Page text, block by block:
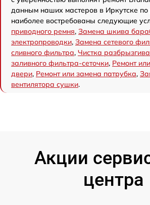
данным наших мастеров в Иркутске по
наиболее востребованы следующие
приводного ремня, Замена шкива
электропроводки, Замена сетевого
сливного фильтра, Чистка
заливного фильтра-сеточки, Ремонт
двери, Ремонт или замена патрубка,
вентилятора сушки.
Акции
центра